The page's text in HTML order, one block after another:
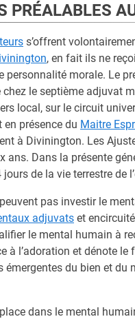
PRÉALABLES
s’offrent
, en fait ils ne
personnalité morale. Le
le septième adjuvat
local, sur le circuit
en présence du Maitre
à Divinington. Les
ans. Dans la présente
jours de la vie terrestre de
pas investir le
adjuvats et
le mental humain à
à l’adoration et dénote
émergentes du bien et
dans le mental